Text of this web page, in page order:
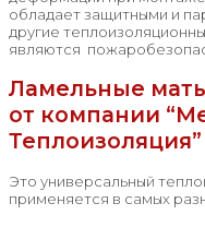
обладает защитными и
другие
являются
Ламельные
от компании
Теплоизоляция”
Это универсальный
применяется в самых